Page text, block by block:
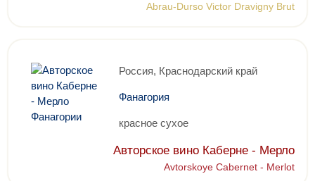
Abrau-Durso Victor Dravigny Brut
Россия, Краснодарский край
Фанагория
красное сухое
Авторское вино Каберне - Мерло
Avtorskoye Cabernet - Merlot